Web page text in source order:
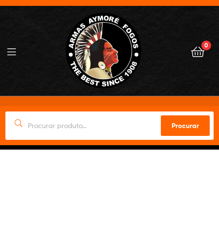
0
Procurar